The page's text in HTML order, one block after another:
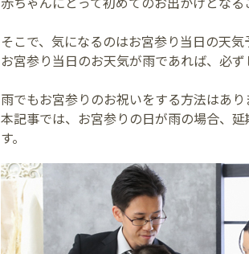
そこで、気になるのはお宮参り当日の天気
お宮参り当日のお天気が雨であれば、必
雨でもお宮参りのお祝いをする方法はあり
本記事では、お宮参りの日が雨の場合、
す。